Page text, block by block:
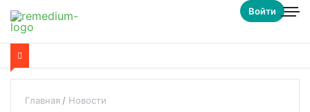
Войти
Главная Новости